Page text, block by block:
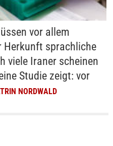
vor allem
Herkunft sprachliche
viele Iraner scheinen
Studie zeigt: vor
NORDWALD